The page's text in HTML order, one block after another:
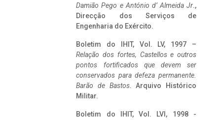
Damião Pego e António d’ Almeida Jr.,
Direcção dos Serviços de
Engenharia do Exército.
Boletim do IHIT, Vol. LV, 1997 –
Relação dos fortes, Castellos e outros
pontos fortificados que devem ser
conservados para defeza permanente.
Barão de Bastos. Arquivo Histórico
Militar.
Boletim do IHIT, Vol. LVI, 1998 -